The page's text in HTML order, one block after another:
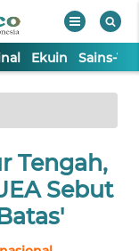
Ekuin Sains-
Tengah,
Sebut